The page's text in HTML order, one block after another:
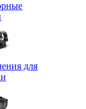
для